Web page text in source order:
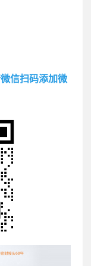
信扫码添加微